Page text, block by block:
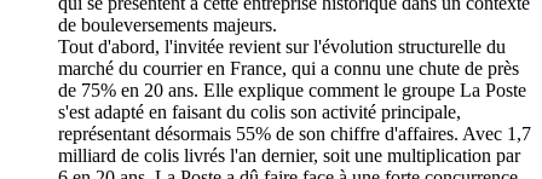
de bouleversements majeurs.
Tout d'abord, l'invitée revient sur l'évolution structurelle du
marché du courrier en France, qui a connu une chute de près
de 75% en 20 ans. Elle explique comment le groupe La Poste
s'est adapté en faisant du colis son activité principale,
représentant désormais 55% de son chiffre d'affaires. Avec 1,7
milliard de colis livrés l'an dernier, soit une multiplication par